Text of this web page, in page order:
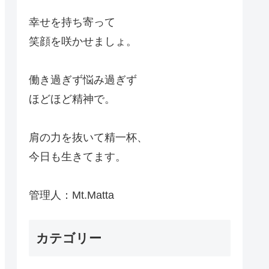
幸せを持ち寄って
笑顔を咲かせましょ。
働き過ぎず悩み過ぎず
ほどほど精神で。
肩の力を抜いて精一杯、
今日も生きてます。
管理人：Mt.Matta
カテゴリー